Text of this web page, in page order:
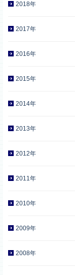
2018年
2017年
2016年
2015年
2014年
2013年
2012年
2011年
2010年
2009年
2008年